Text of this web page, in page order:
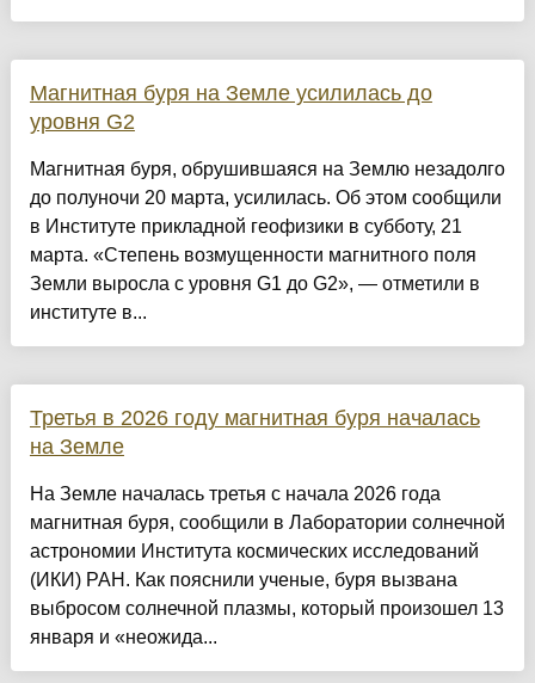
Магнитная буря на Земле усилилась до
уровня G2
Магнитная буря, обрушившаяся на Землю незадолго
до полуночи 20 марта, усилилась. Об этом сообщили
в Институте прикладной геофизики в субботу, 21
марта. «Степень возмущенности магнитного поля
Земли выросла с уровня G1 до G2», — отметили в
институте в...
Третья в 2026 году магнитная буря началась
на Земле
На Земле началась третья с начала 2026 года
магнитная буря, сообщили в Лаборатории солнечной
астрономии Института космических исследований
(ИКИ) РАН. Как пояснили ученые, буря вызвана
выбросом солнечной плазмы, который произошел 13
января и «неожида...